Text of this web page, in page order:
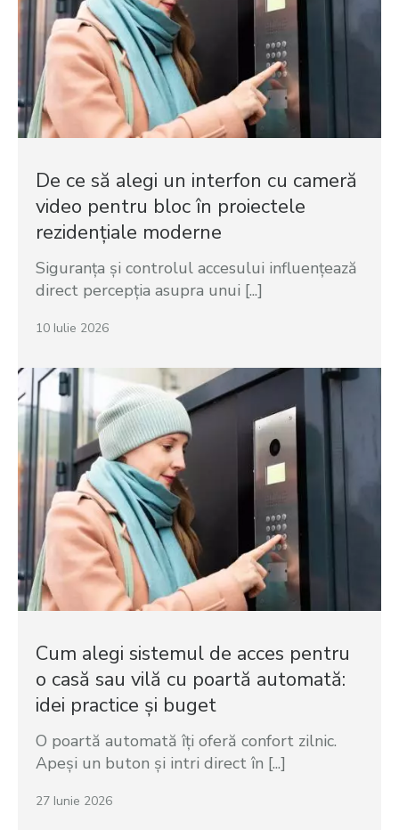
De ce să alegi un interfon cu cameră
video pentru bloc în proiectele
rezidențiale moderne
Siguranța și controlul accesului influențează
direct percepția asupra unui [...]
10 Iulie 2026
Cum alegi sistemul de acces pentru
o casă sau vilă cu poartă automată:
idei practice și buget
O poartă automată îți oferă confort zilnic.
Apeși un buton și intri direct în [...]
27 Iunie 2026